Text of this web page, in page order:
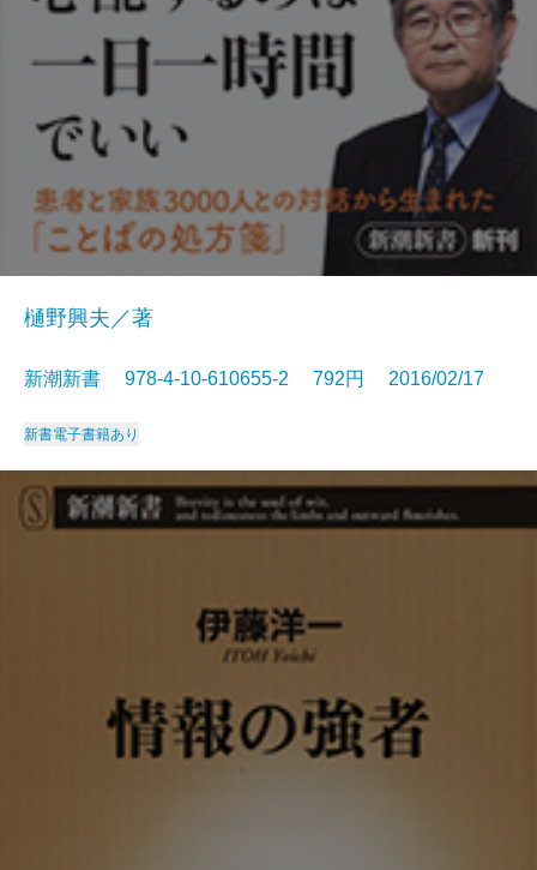
樋野興夫／著
新潮新書 978-4-10-610655-2 792円 2016/02/17
新書電子書籍あり